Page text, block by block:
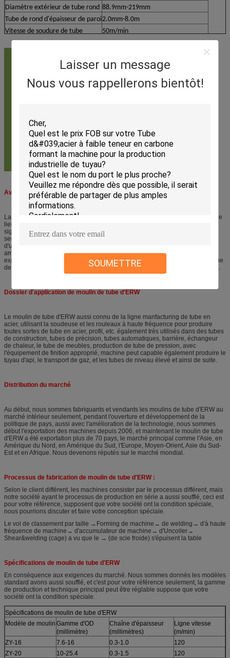
Laisser un message
Nous vous rappellerons bientôt!
SOUMETTRE
Diamètre extérieur de tube rond 88.9mm-219mm
Tube de rond d'épaisseur de paroi2.0mm-8.0m
Vitesse de soudure de tube
50m/min
Avantage
La production de tube est une industrie qui a besoin de machine qualifiée et le
lien expérimenté de technologie ensemble pour fabriquer les produits, qui
signifie la machine et l'expérience sont les deux important, notre société sont
seulement la fabrication de moulin de tube d'ERW que l'auto-machine
d'utilisation pour produire les tubes en acier dans la grande quantité, nous
améliorent notre machine avec les courir pour obtenir la technologie
expérimentée. Choisissez-nous, vous sont non seulement d'obtenir la machine
de nous, vous sont également de l'obtenir technologie expérimentée de nous.
Dossier d'application de moulin de tube d'ERW
Le moulin de tube d'ERW aussi connu de la ligne manfacturing de tube en
acier, utilisant la soudeuse et les rouleaux à haute fréquence pour produire
toutes sortes de tube en acier, profil, etc. également très utilisés dans des tubes
de construction, tubes de précision, tubes automatiques, barrière, échangeur
de chaleur, le tube de meubles, production de tube de pression, avec
l'équipement de finition approprié, machine peut capable également produire le
tuyau d'api, le transport de gaz, et les tubes de niveau élevé et ainsi de suite.
Distribution du marché
Au début, nous sommes fabriquants et vendants les moulins de tube d'ERW au
marché intérieur seulement, pendant l'ouverture et développement de la
politique de pays, aussi avec l'amélioration de la technologie, nous sommes
début l'exportation des machines depuis 2006, et maintenant le moulin de tube
d'ERW a été exportation plus de 70 pays, le marché principal comme l'Asie, en
Amérique du Nord, en Amérique du Sud, l'Europe, Moyen-Orient, Asie du Sud-
Est et en Afrique. Nous devenons réputés sur le marché mondial.
Processus de fabrication de moulin de tube d'ERW :
Selon le client différent, les machines consister par le processus différent, mais
notre société ayant le processus de production en série a aussi soufflé, ceci est
pour votre référence, supposent que votre société ont la condition spéciale,
nous pourrions discuter et faire votre conception spéciale.
Le vol de classement par taille →Forming de machine→ de welding→ d'à haute
fréquence de machine→ d'accumulateur de machine→ d'Uncoiler→
Shear&welding (cage) a vu que le → (de scie froide) s'épuisent la table
Spécifications de moulin de tube d'ERW
En conséquence aux exigences du marché. Nous sommes donnés les modèles
standard avons aussi soufflé, et c'est pour votre référence seulement, la gamme
de production et technique principal peut être réglable suppose que votre
société ont la condition spéciale.
Spécifications de moulin de tube d'ERW
Modèle de moulin Gamme d'OD
(millimètre)
Chaîne d'épaisseur
(millimètres)
Ligne vitesse
(m/min)
ZY-16
7.6-16 0.3-1.0
120
ZY-20
10-25.4 0.3-1.5
120